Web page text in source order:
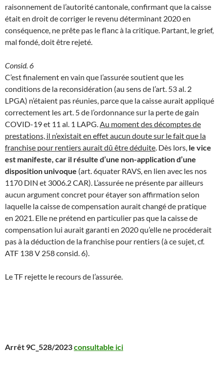
raisonnement de l’autorité cantonale, confirmant que la caisse
était en droit de corriger le revenu déterminant 2020 en
conséquence, ne prête pas le flanc à la critique. Partant, le grief,
mal fondé, doit être rejeté.
Consid. 6
C’est finalement en vain que l’assurée soutient que les
conditions de la reconsidération (au sens de l’art. 53 al. 2
LPGA) n’étaient pas réunies, parce que la caisse aurait appliqué
correctement les art. 5 de l’ordonnance sur la perte de gain
COVID-19 et 11 al. 1 LAPG. Au moment des décomptes de
prestations, il n’existait en effet aucun doute sur le fait que la
franchise pour rentiers aurait dû être déduite . Dès lors, le vice
est manifeste, car il résulte d’une non-application d’une
disposition univoque (art. 6quater RAVS, en lien avec les nos
1170 DIN et 3006.2 CAR). L’assurée ne présente par ailleurs
aucun argument concret pour étayer son affirmation selon
laquelle la caisse de compensation aurait changé de pratique
en 2021. Elle ne prétend en particulier pas que la caisse de
compensation lui aurait garanti en 2020 qu’elle ne procéderait
pas à la déduction de la franchise pour rentiers (à ce sujet, cf.
ATF 138 V 258 consid. 6).
Le TF rejette le recours de l’assurée.
Arrêt 9C_528/2023consultable ici